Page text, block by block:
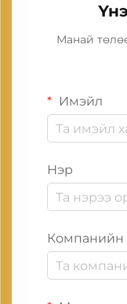
Манай
Имэйл
Нэр
Компанийн